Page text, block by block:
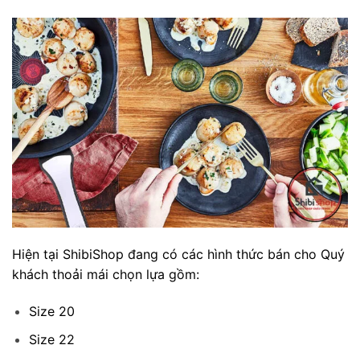
Hiện tại ShibiShop đang có các hình thức bán cho Quý
khách thoải mái chọn lựa gồm:
Size 20
Size 22